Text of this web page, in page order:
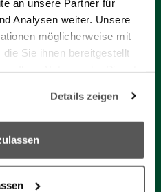
an unsere Partner für
Analysen weiter. Unsere
möglicherweise mit
Sie ihnen bereitgestellt
who may receive and
Details zeigen